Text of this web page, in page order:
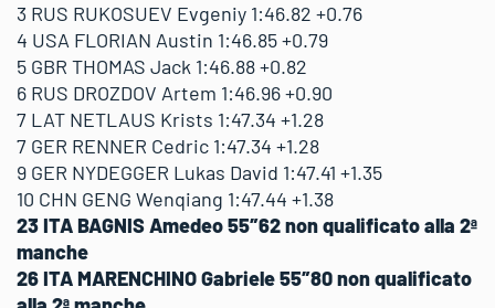
3 RUS RUKOSUEV Evgeniy 1:46.82 +0.76
4 USA FLORIAN Austin 1:46.85 +0.79
5 GBR THOMAS Jack 1:46.88 +0.82
6 RUS DROZDOV Artem 1:46.96 +0.90
7 LAT NETLAUS Krists 1:47.34 +1.28
7 GER RENNER Cedric 1:47.34 +1.28
9 GER NYDEGGER Lukas David 1:47.41 +1.35
10 CHN GENG Wenqiang 1:47.44 +1.38
23 ITA BAGNIS Amedeo 55″62 non qualificato alla 2ª
manche
26 ITA MARENCHINO Gabriele 55″80 non qualificato